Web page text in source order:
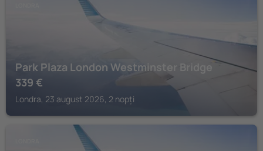
Park Plaza London Westminster Bridge
339 €
Londra, 23 august 2026, 2 nopți